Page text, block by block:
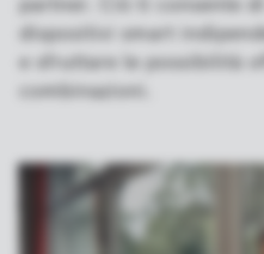
dispositivi smart
e sfruttare le possibilità
combinazioni.